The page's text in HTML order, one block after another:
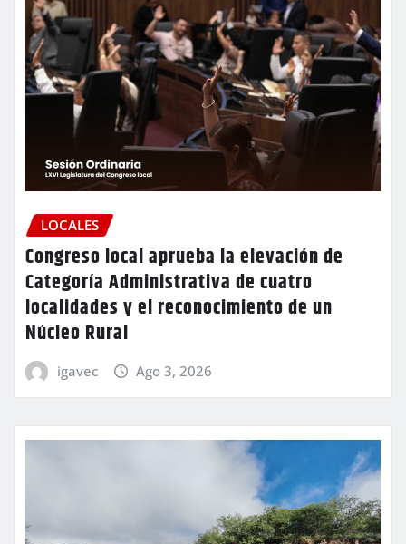
LOCALES
Congreso local aprueba la elevación de
Categoría Administrativa de cuatro
localidades y el reconocimiento de un
Núcleo Rural
igavec Ago 3, 2026